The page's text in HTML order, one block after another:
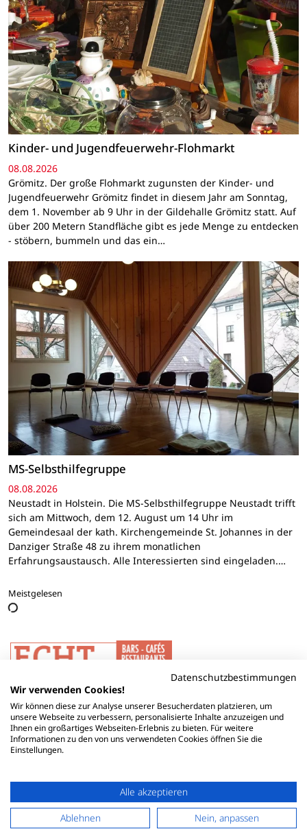
Kinder- und Jugendfeuerwehr-Flohmarkt
08.08.2026
Grömitz. Der große Flohmarkt zugunsten der Kinder- und
Jugendfeuerwehr Grömitz findet in diesem Jahr am Sonntag,
dem 1. November ab 9 Uhr in der Gildehalle Grömitz statt. Auf
über 200 Metern Standfläche gibt es jede Menge zu entdecken
- stöbern, bummeln und das ein…
MS-Selbsthilfegruppe
08.08.2026
Neustadt in Holstein. Die MS-Selbsthilfegruppe Neustadt trifft
sich am Mittwoch, dem 12. August um 14 Uhr im
Gemeindesaal der kath. Kirchengemeinde St. Johannes in der
Danziger Straße 48 zu ihrem monatlichen
Erfahrungsaustausch. Alle Interessierten sind eingeladen.…
Meistgelesen
Datenschutzbestimmungen
Wir verwenden Cookies!
Wir können diese zur Analyse unserer Besucherdaten platzieren, um
unsere Webseite zu verbessern, personalisierte Inhalte anzuzeigen und
Ihnen ein großartiges Webseiten-Erlebnis zu bieten. Für weitere
Informationen zu den von uns verwendeten Cookies öffnen Sie die
Einstellungen.
Alle akzeptieren
Ablehnen
Nein, anpassen